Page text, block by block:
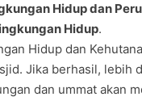
Hidup dan
Hidup.
Hidup dan
Jika berhasil, lebih
dan ummat akan